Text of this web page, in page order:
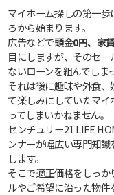
マイホーム探しの第一
ろから始まります。
広告などで頭金0円、家
目にしますが、そのセ
ないローンを組んでしま
それは後に趣味や外食
て楽しみにしていたマ
ってしまいかねません。
センチュリー21 LIFE
ンナーが幅広い専門知
します。
そこで適正価格をしっ
ルやご希望に沿った物件